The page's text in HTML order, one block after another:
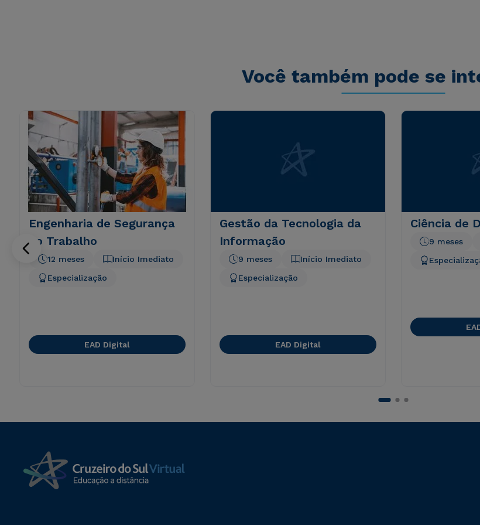
Você também pode se
Engenharia de Segurança
do Trabalho
Início Imediato
12 meses
Especialização
EAD Digital
Gestão da Tecnologia da
Informação
Início Imediato
9 meses
Especialização
EAD Digital
Ciência de
9 meses